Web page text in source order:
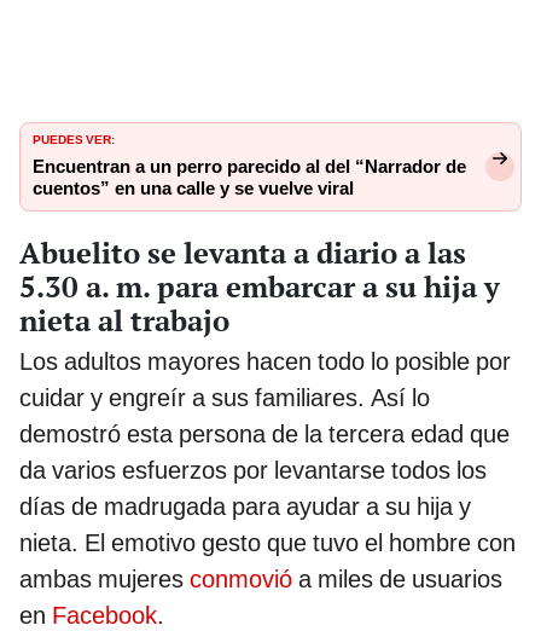
PUEDES VER:
Encuentran a un perro parecido al del “Narrador de
cuentos” en una calle y se vuelve viral
Abuelito se levanta a diario a las
5.30 a. m. para embarcar a su hija y
nieta al trabajo
Los adultos mayores hacen todo lo posible por
cuidar y engreír a sus familiares. Así lo
demostró esta persona de la tercera edad que
da varios esfuerzos por levantarse todos los
días de madrugada para ayudar a su hija y
nieta. El emotivo gesto que tuvo el hombre con
ambas mujeres conmovió a miles de usuarios
en Facebook.